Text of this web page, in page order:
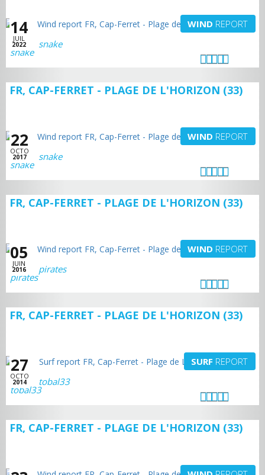
14
JUIL
2022
WIND REPORT
snake
FR, CAP-FERRET - PLAGE DE L'HORIZON (33)
22
OCTO
2017
WIND REPORT
snake
FR, CAP-FERRET - PLAGE DE L'HORIZON (33)
05
JUIN
2016
WIND REPORT
pirates
FR, CAP-FERRET - PLAGE DE L'HORIZON (33)
27
OCTO
2014
SURF REPORT
tobal33
FR, CAP-FERRET - PLAGE DE L'HORIZON (33)